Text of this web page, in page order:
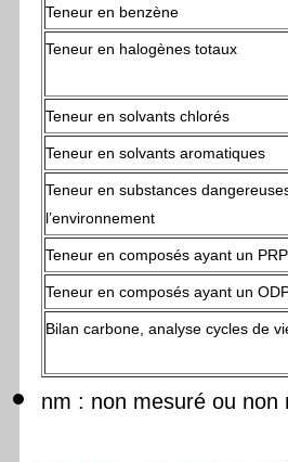
Teneur en benzène
Teneur en halogènes totaux
Teneur en solvants chlorés
Teneur en solvants aromatiques
Teneur en substances
l’environnement
Teneur en composés ayant un PRP
Teneur en composés ayant un
Bilan carbone, analyse cycles de
nm : non mesuré ou